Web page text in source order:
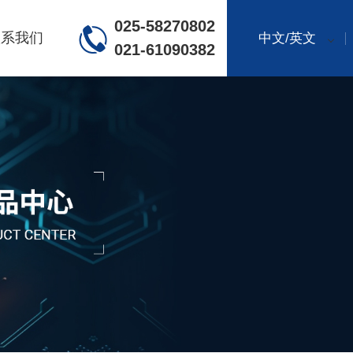
中文/英文
025-58270802
021-61090382
我们